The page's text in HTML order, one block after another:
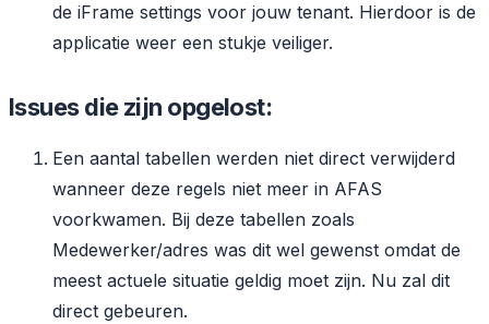
de iFrame settings voor jouw tenant. Hierdoor is de
applicatie weer een stukje veiliger.
Issues die zijn opgelost:
Een aantal tabellen werden niet direct verwijderd
wanneer deze regels niet meer in AFAS
voorkwamen. Bij deze tabellen zoals
Medewerker/adres was dit wel gewenst omdat de
meest actuele situatie geldig moet zijn. Nu zal dit
direct gebeuren.